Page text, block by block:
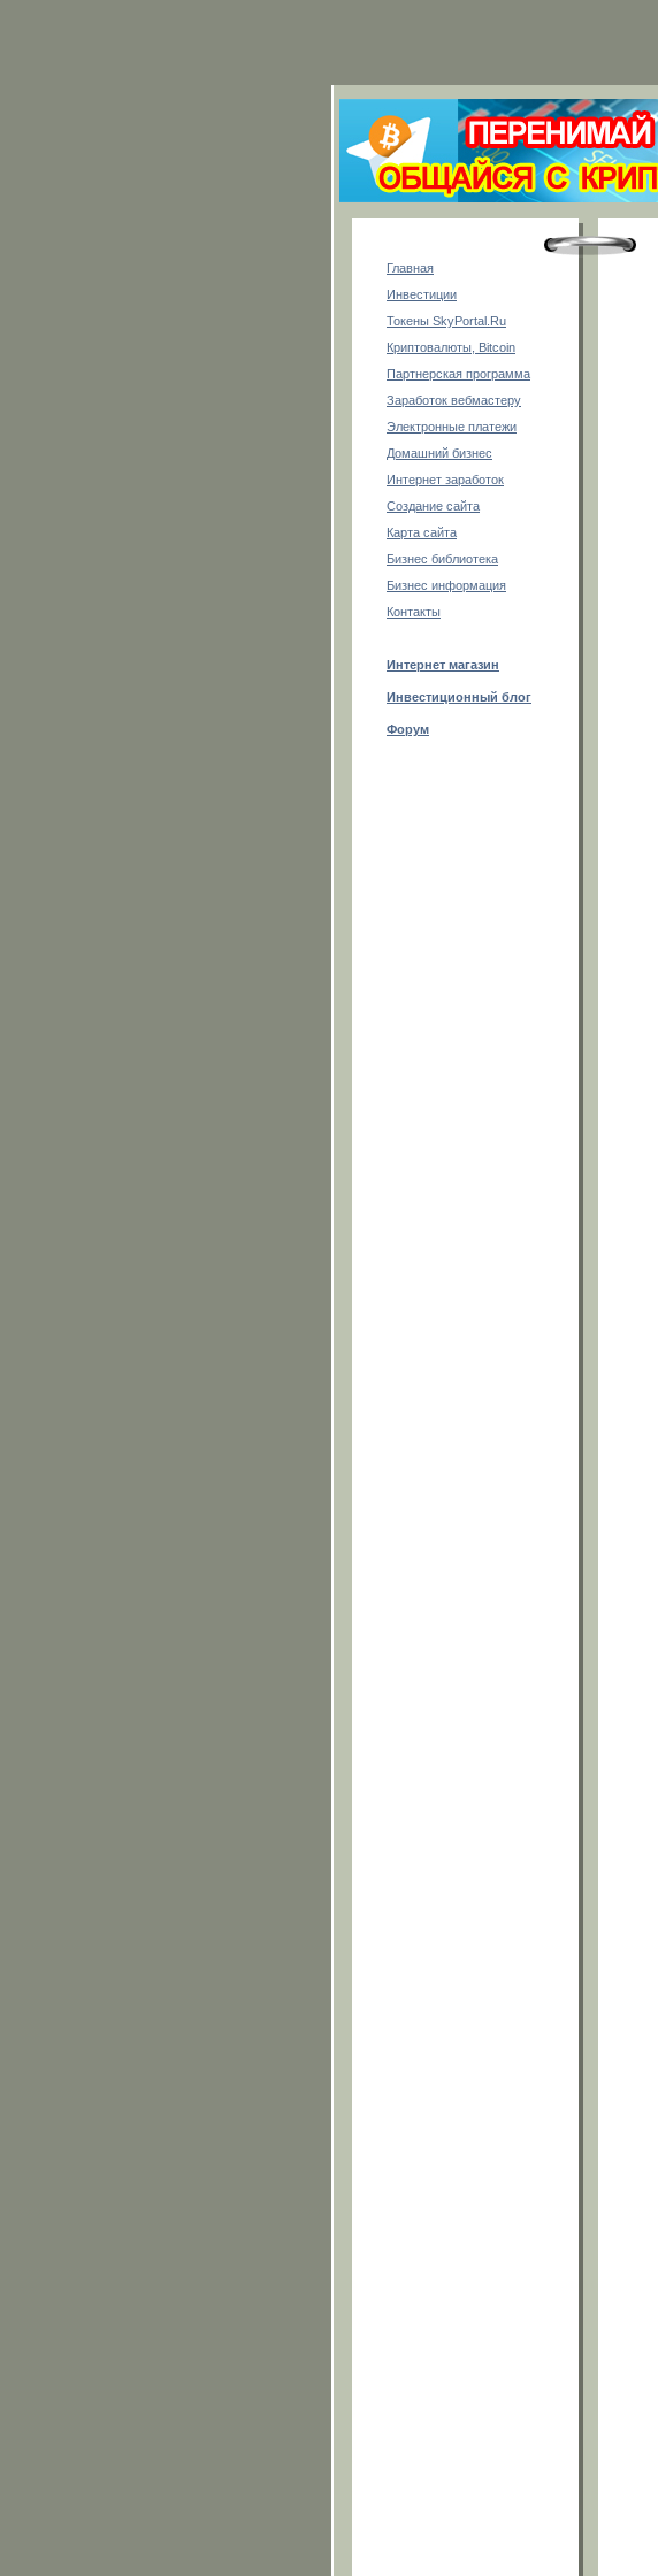
Главная
Инвестиции
Токены SkyPortal.Ru
Криптовалюты, Bitcoin
Партнерская программа
Заработок вебмастеру
Электронные платежи
Домашний бизнес
Интернет заработок
Создание сайта
Карта сайта
Бизнес библиотека
Бизнес информация
Контакты
Интернет магазин
Инвестиционный блог
Форум